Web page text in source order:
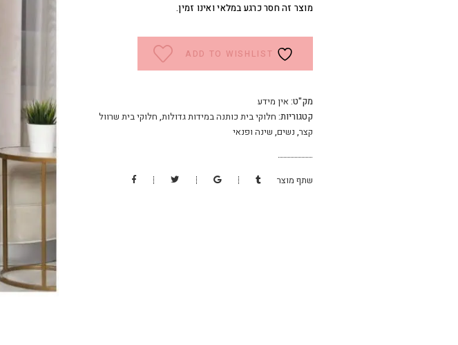
מוצר זה חסר כרגע במלאי ואינו זמין.
ADD TO WISHLIST
מק"ט: אין מידע
קטגוריות: חלוקי בית כותנה במידות גדולות, חלוקי בית שרוול
קצר, נשים, שינה ופנאי
שתף מוצר